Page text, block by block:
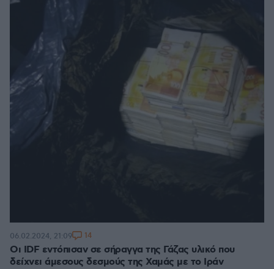
Οι IDF εντόπισαν σε σήραγγα της Γάζας υλικό που
δείχνει άμεσους δεσμούς της Χαμάς με το Ιράν
06.02.2024, 21:09 14